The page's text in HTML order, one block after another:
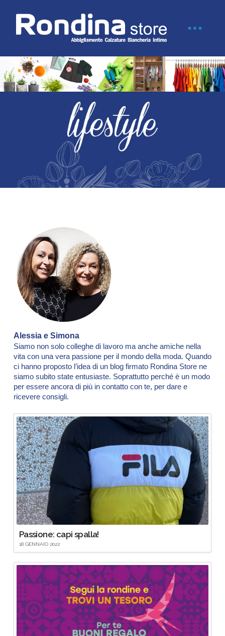
Alessia e Simona
Siamo non solo colleghe di lavoro ma anche amiche nella
vita con una vera passione per il mondo della moda. Quando
ci hanno proposto l’idea di un blog firmato Rondina Store ne
siamo subito state entusiaste. Soprattutto perché è un modo
per essere ancora di più in contatto con te, per dare e
ricevere consigli.
Passione: capi spalla!
18 GENNAIO 2022